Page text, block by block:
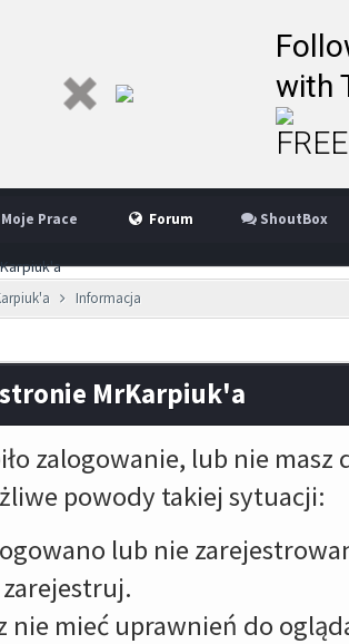
with
Moje Prace Forum ShoutBox
Informacja
MrKarpiuk'a
zalogowanie, lub nie masz
powody takiej sytuacji:
lub nie
nie mieć uprawnień do